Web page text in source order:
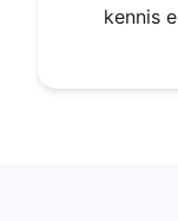
kennis